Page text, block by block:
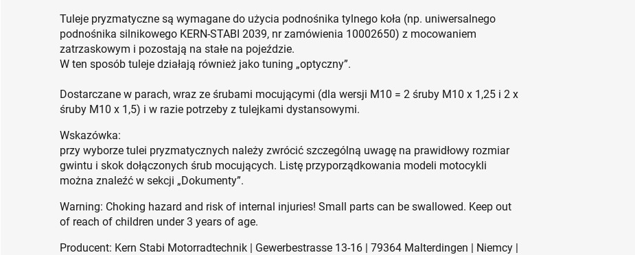
Tuleje pryzmatyczne są wymagane do użycia podnośnika tylnego koła (np. uniwersalnego
podnośnika silnikowego KERN-STABI 2039, nr zamówienia 10002650) z mocowaniem
zatrzaskowym i pozostają na stałe na pojeździe.
W ten sposób tuleje działają również jako tuning „optyczny”.
Dostarczane w parach, wraz ze śrubami mocującymi (dla wersji M10 = 2 śruby M10 x 1,25 i 2 x
śruby M10 x 1,5) i w razie potrzeby z tulejkami dystansowymi.
Wskazówka:
przy wyborze tulei pryzmatycznych należy zwrócić szczególną uwagę na prawidłowy rozmiar
gwintu i skok dołączonych śrub mocujących. Listę przyporządkowania modeli motocykli
można znaleźć w sekcji „Dokumenty”.
Warning: Choking hazard and risk of internal injuries! Small parts can be swallowed. Keep out
of reach of children under 3 years of age.
Producent: Kern Stabi Motorradtechnik | Gewerbestrasse 13-16 | 79364 Malterdingen | Niemcy |